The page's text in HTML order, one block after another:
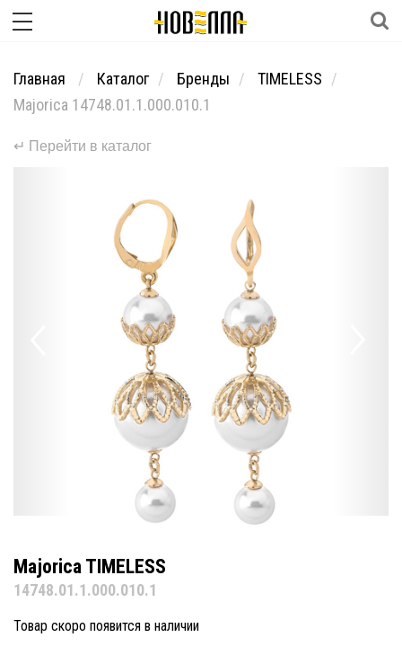
Главная Каталог Бренды
TIMELESS
Majorica 14748.01.1.000.010.1
↵ Перейти в каталог
Majorica TIMELESS
14748.01.1.000.010.1
Товар скоро появится в наличии